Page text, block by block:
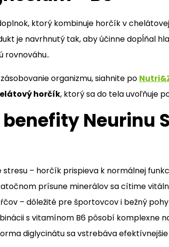
doplnok, ktorý kombinuje horčík v
je navrhnutý tak, aby účinne dopĺňal
rovnováhu..
zásobovanie organizmu, siahnite po
horčík, ktorý sa do tela uvoľňuje
Neurinu
– horčík prispieva k normálnej
prísune minerálov sa cítime
– dôležité pre športovcov i bežný
s vitamínom B6 pôsobí komplexne
diglycinátu sa vstrebáva